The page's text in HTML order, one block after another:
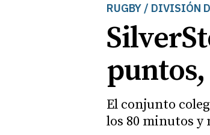
RUGBY / DIVISIÓN
El conjunto
los 80 minutos y